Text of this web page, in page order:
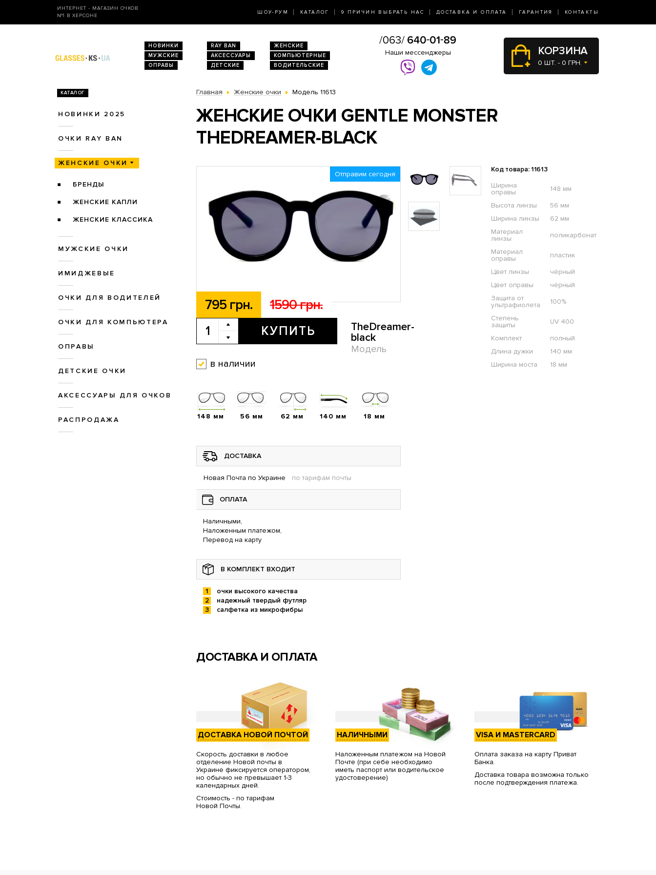
ИНТЕРНЕТ - МАГАЗИН ОЧКОВ
№1 В ХЕРСОНЕ
ШОУ-РУМ КАТАЛОГ 9 ПРИЧИН ВЫБРАТЬ НАС ДОСТАВКА И ОПЛАТА ГАРАНТИЯ КОНТАКТЫ
НОВИНКИ RAY BAN
ЖЕНСКИЕ
МУЖСКИЕ
АКСЕССУАРЫ
КОМПЬЮТЕРНЫЕ
ОПРАВЫ
ДЕТСКИЕ ВОДИТЕЛЬСКИЕ
Наши мессенджеры КОРЗИНА
0 ШТ. - 0 ГРН.
КАТАЛОГ
НОВИНКИ 2025
ОЧКИ RAY BAN
ЖЕНСКИЕ ОЧКИ
БРЕНДЫ
ЖЕНСКИЕ КАПЛИ
ЖЕНСКИЕ КЛАССИКА
МУЖСКИЕ ОЧКИ
ИМИДЖЕВЫЕ
ОЧКИ ДЛЯ ВОДИТЕЛЕЙ
ОЧКИ ДЛЯ КОМПЬЮТЕРА
ОПРАВЫ
ДЕТСКИЕ ОЧКИ
АКСЕССУАРЫ ДЛЯ ОЧКОВ
РАСПРОДАЖА
Главная Женские очки Модель 11613
ЖЕНСКИЕ ОЧКИ GENTLE MONSTER
THEDREAMER-BLACK
Отправим сегодня
795 грн. 1590 грн.
КУПИТЬ
TheDreamer-
black
Модель
в наличии
Код товара: 11613
Ширина
оправы
148 мм
Высота линзы
56 мм
Ширина линзы
62 мм
Материал
линзы
поликарбонат
Материал
оправы
пластик
Цвет линзы
чёрный
Цвет оправы
чёрный
Защита от
ультрафиолета
100%
Степень
защиты
UV 400
Комплект
полный
Длина дужки
140 мм
Ширина моста
18 мм
148 мм 56 мм 62 мм 140 мм 18 мм
ДОСТАВКА
Новая Почта по Украине по тарифам почты
ОПЛАТА
Наличными,
Наложенным платежом,
Перевод на карту
В КОМПЛЕКТ ВХОДИТ
очки высокого качества
надежный твердый футляр
салфетка из микрофибры
ДОСТАВКА И ОПЛАТА
ДОСТАВКА НОВОЙ ПОЧТОЙ
Скорость доставки в любое
отделение Новой почты в
Украине фиксируется оператором,
но обычно не превышает 1-3
календарных дней.
Стоимость - по тарифам
Новой Почты.
НАЛИЧНЫМИ
Наложенным платежом на Новой
Почте (при себе необходимо
иметь паспорт или водительское
удостоверение)
VISA И MASTERCARD
Оплата заказа на карту Приват
Банка.
Доставка товара возможна только
после подтверждения платежа.